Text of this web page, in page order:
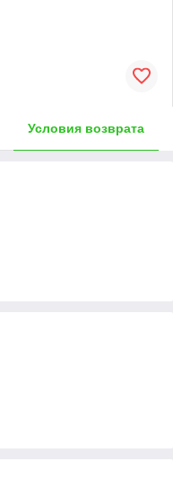
Условия возврата